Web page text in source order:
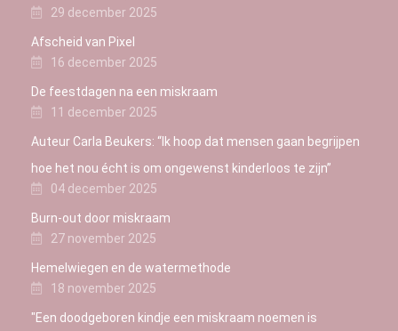
29 december 2025
Afscheid van Pixel
16 december 2025
De feestdagen na een miskraam
11 december 2025
Auteur Carla Beukers: “Ik hoop dat mensen gaan begrijpen
hoe het nou écht is om ongewenst kinderloos te zijn”
04 december 2025
Burn-out door miskraam
27 november 2025
Hemelwiegen en de watermethode
18 november 2025
"Een doodgeboren kindje een miskraam noemen is